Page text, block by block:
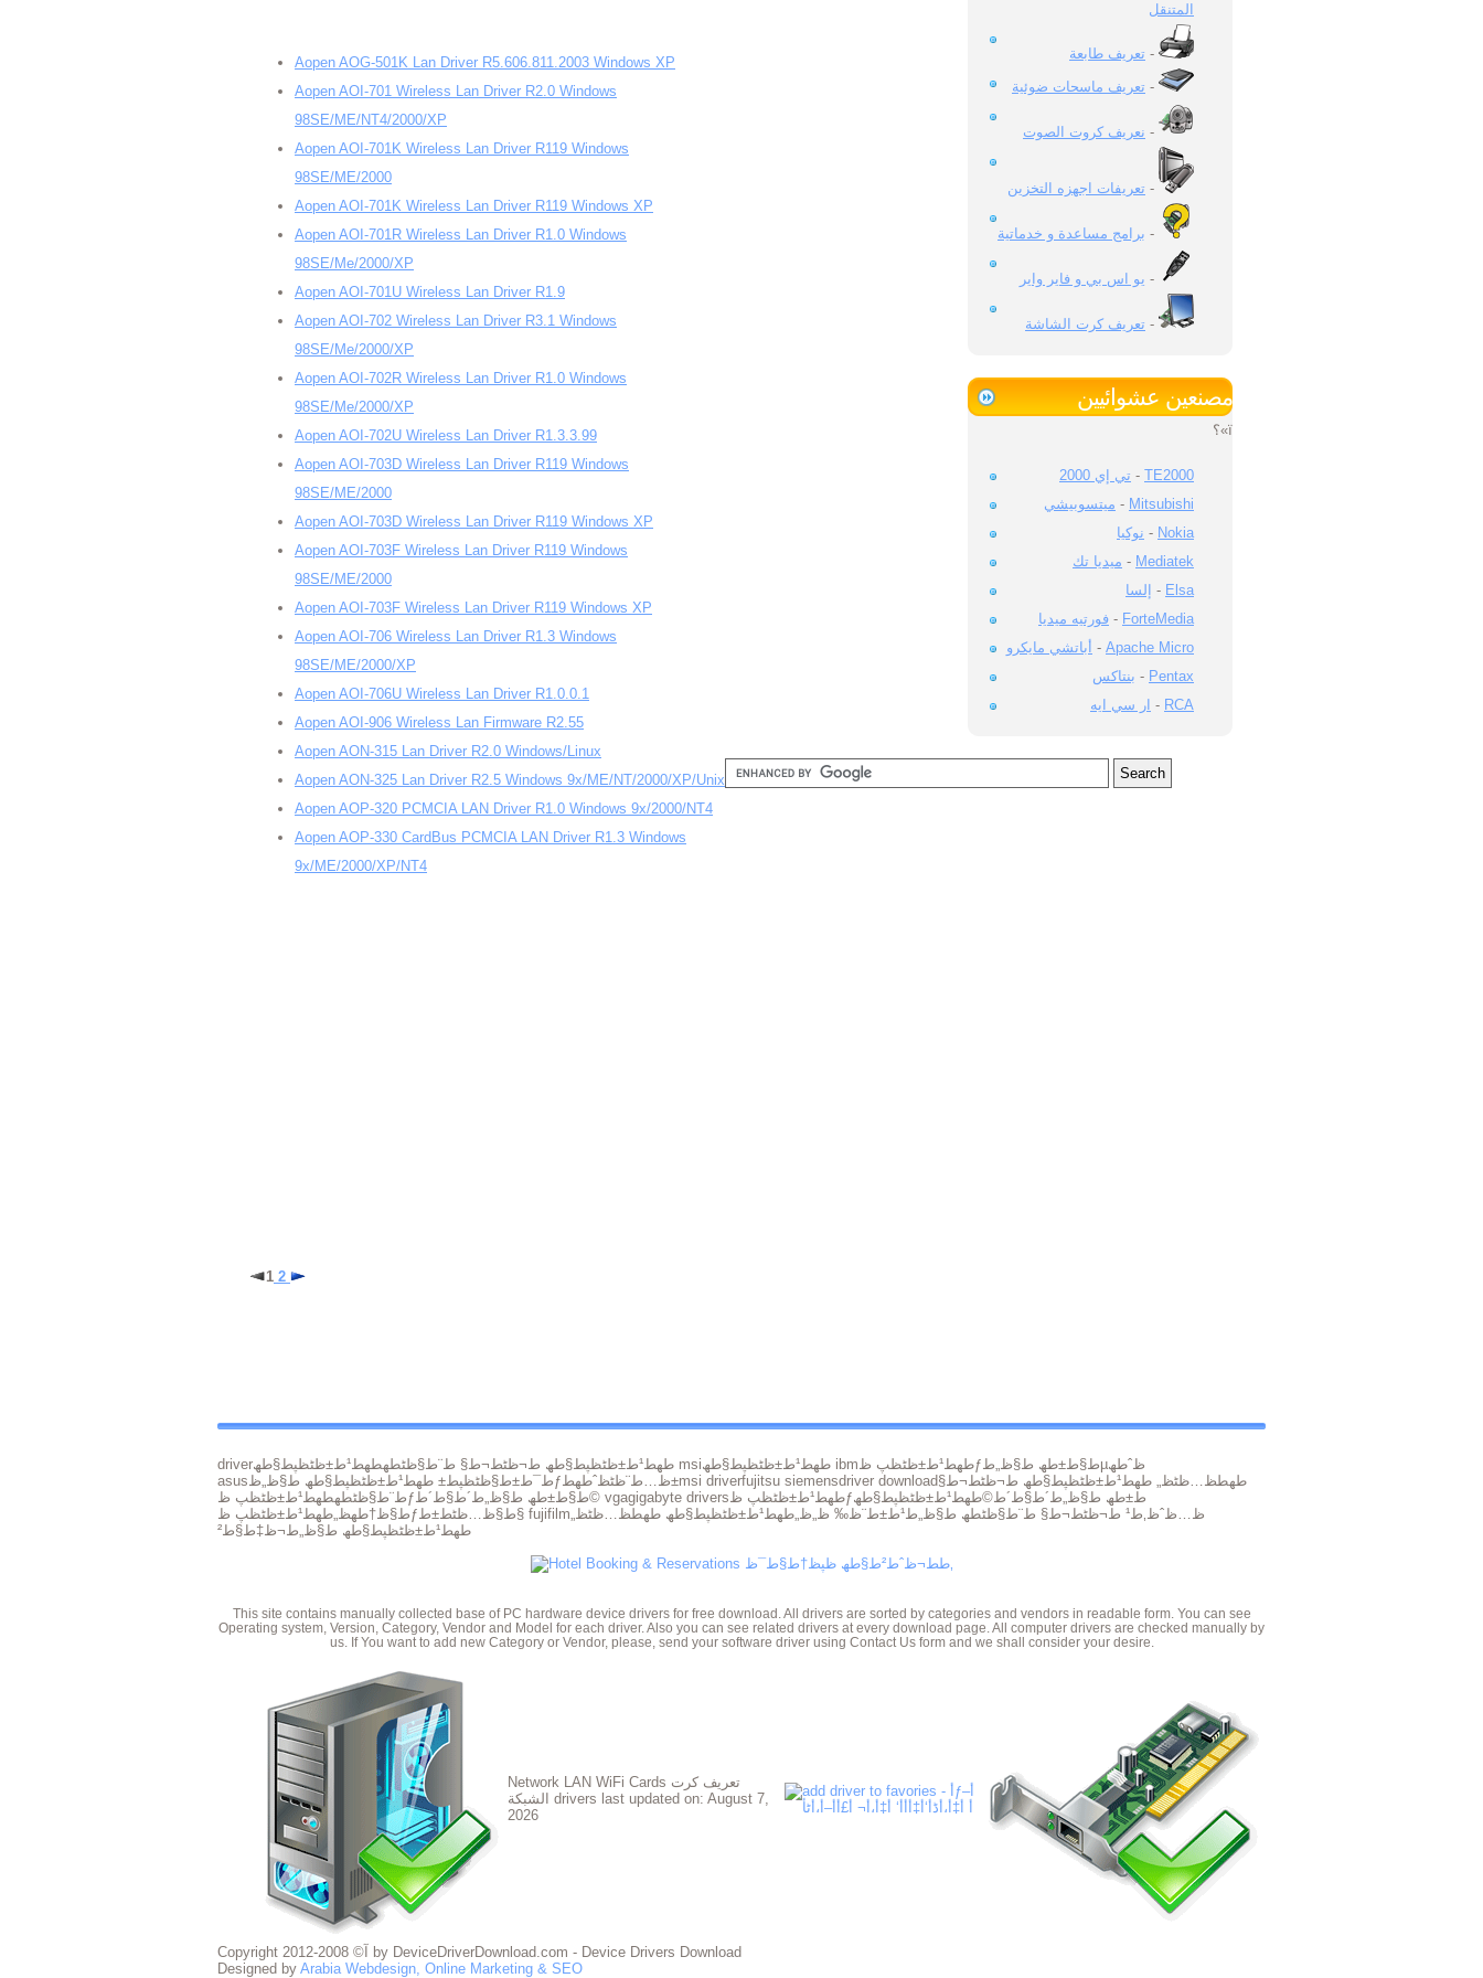
Aopen AOG-501K Lan Driver R5.606.811.2003 Windows XP
Aopen AOI-701 Wireless Lan Driver R2.0 Windows
98SE/ME/NT4/2000/XP
Aopen AOI-701K Wireless Lan Driver R119 Windows
98SE/ME/2000
Aopen AOI-701K Wireless Lan Driver R119 Windows XP
Aopen AOI-701R Wireless Lan Driver R1.0 Windows
98SE/Me/2000/XP
Aopen AOI-701U Wireless Lan Driver R1.9
Aopen AOI-702 Wireless Lan Driver R3.1 Windows
98SE/Me/2000/XP
Aopen AOI-702R Wireless Lan Driver R1.0 Windows
98SE/Me/2000/XP
Aopen AOI-702U Wireless Lan Driver R1.3.3.99
Aopen AOI-703D Wireless Lan Driver R119 Windows
98SE/ME/2000
Aopen AOI-703D Wireless Lan Driver R119 Windows XP
Aopen AOI-703F Wireless Lan Driver R119 Windows
98SE/ME/2000
Aopen AOI-703F Wireless Lan Driver R119 Windows XP
Aopen AOI-706 Wireless Lan Driver R1.3 Windows
98SE/ME/2000/XP
Aopen AOI-706U Wireless Lan Driver R1.0.0.1
Aopen AOI-906 Wireless Lan Firmware R2.55
Aopen AON-315 Lan Driver R2.0 Windows/Linux
Aopen AON-325 Lan Driver R2.5 Windows 9x/ME/NT/2000/XP/Unix
Aopen AOP-320 PCMCIA LAN Driver R1.0 Windows 9x/2000/NT4
Aopen AOP-330 CardBus PCMCIA LAN Driver R1.3 Windows
9x/ME/2000/XP/NT4
1 2
المتنقل
- تعريف طابعة
- تعريف ماسحات ضوئية
- نعريف كروت الصوت
- تعريفات اجهزه التخزين
- برامج مساعدة و خدماتية
- يو اس بي و فاير واير
- تعريف كرت الشاشة
مصنعين عشوائيين
ï»؟
TE2000
- تي إي 2000
Mitsubishi
- ميتسوبيشي
Nokia
- نوكيا
Mediatek
- ميديا تك
Elsa
- إلسا
ForteMedia
- فورتيه ميديا
Apache Micro
- أباتشي مايكرو
Pentax
- بنتاكس
RCA
- ار سي ايه
driver طھط¹ط±ظٹظپط§طھ ط¬ظٹط¬ط§ ط¨ط§ظٹطھ طھط¹ط±ظٹظپط§طھ msi طھط¹ط±ظٹظپط§طھ ibmطھط¹ط±ظٹظپ ظƒط§ط±طھ ط§ظ„طµظˆطھ
asus
ط¯ط±ط§ظٹظپط± طھط¹ط±ظٹظپط§طھ ط§ظ„ظƒظ…ط¨ظٹظˆطھط±msi driverfujitsu siemensdriver downloadطھط­ظ…ظٹظ„ طھط¹ط±ظٹظپط§طھ ط¬ظٹط¬ط§
ط¨ط§ظٹطھ
طھط¹ط±ظٹظپ ظƒط§ط±طھ ط§ظ„ط´ط§ط´ط© vgagigabyte drivers طھط¹ط±ظٹظپ ظƒط±طھ ط§ظ„ط´ط§ط´ط©
طھط¹ط±ظٹظپط§طھ
ط§ظ†طھظ„
طھط¹ط±ظٹظپ ظƒط§ظ…ظٹط±ط§ fujifilm ظ…ظˆظ‚ط¹ ط¬ظٹط¬ط§ ط¨ط§ظٹطھ ط§ظ„ط¹ط±ط¨ظ‰ ظ„ظ„طھط¹ط±ظٹظپط§طھ
طھط­ظ…ظٹظ„
طھط¹ط±ظٹظپط§طھ ط§ظ„ط¬ظ‡ط§ط²
This site contains manually collected base of PC hardware device drivers for free download. All drivers are sorted by categories and vendors in readable form. You can see
Operating system, Version, Category, Vendor and Model for each driver. Also you can see related drivers at every download page. All computer drivers are checked manually by
us. If You want to add new Category or Vendor, please, send your software driver using Contact Us form and we shall consider your desire.
Network LAN WiFi Cards تعريف كرت
الشبكة drivers last updated on: August 7,
2026
Copyright آ© 2008-2012 by DeviceDriverDownload.com - Device Drivers Download
Designed by Arabia Webdesign, Online Marketing & SEO